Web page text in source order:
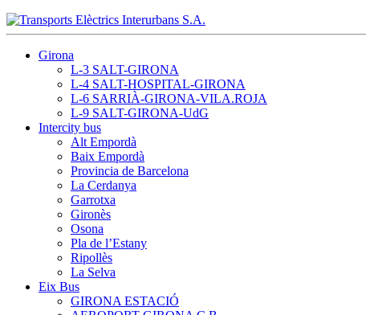
Girona
L-3 SALT-GIRONA
L-4 SALT-HOSPITAL-GIRONA
L-6 SARRIÀ-GIRONA-VILA.ROJA
L-9 SALT-GIRONA-UdG
Intercity bus
Alt Empordà
Baix Empordà
Provincia de Barcelona
La Cerdanya
Garrotxa
Gironès
Osona
Pla de l’Estany
Ripollès
La Selva
Eix Bus
GIRONA ESTACIÓ